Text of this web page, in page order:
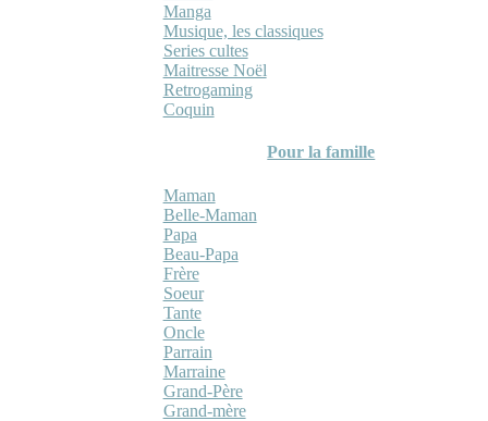
Manga
Musique, les classiques
Series cultes
Maitresse Noël
Retrogaming
Coquin
Pour la famille
Maman
Belle-Maman
Papa
Beau-Papa
Frère
Soeur
Tante
Oncle
Parrain
Marraine
Grand-Père
Grand-mère